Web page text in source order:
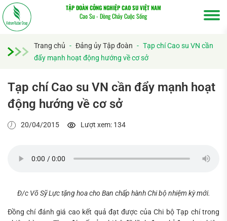
TẬP ĐOÀN CÔNG NGHIỆP CAO SU VIỆT NAM
Cao Su - Dòng Chảy Cuộc Sống
Trang chủ - Đảng ủy Tập đoàn - Tạp chí Cao su VN cần
đẩy mạnh hoạt động hướng về cơ sở
Tạp chí Cao su VN cần đẩy mạnh hoạt
động hướng về cơ sở
20/04/2015 Lượt xem: 134
Đ/c Võ Sỹ Lực tặng hoa cho Ban chấp hành Chi bộ nhiệm kỳ mới.
Đồng chí đánh giá cao kết quả đạt được của Chi bộ Tạp chí trong